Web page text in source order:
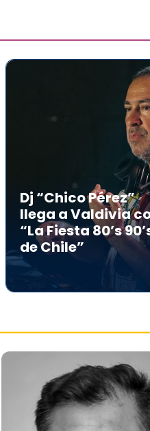
Dj “Chico Pérez”
llega a Valdivia
“La Fiesta 80’s
de Chile”